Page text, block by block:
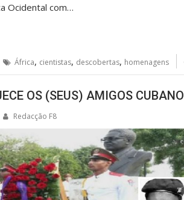
Ocidental com…
África, cientistas, descobertas, homenagens
OS (SEUS) AMIGOS
Redacção F8